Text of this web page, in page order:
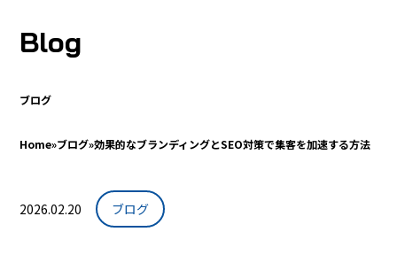
Blog
ブログ
Home»ブログ»効果的なブランディングとSEO対策で集客を加速する方法
2026.02.20 ブログ